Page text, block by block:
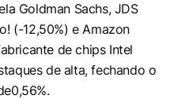
Goldman Sachs, JDS
(-12,50%) e Amazon
de chips Intel
de alta, fechando o